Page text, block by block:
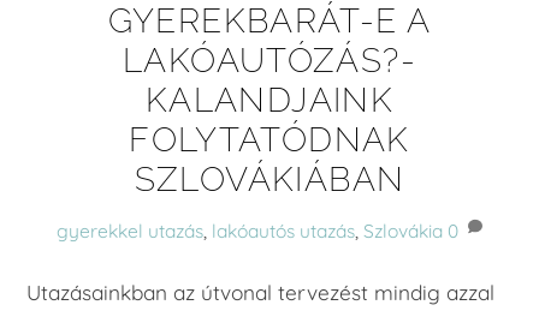
GYEREKBARÁT-E A
LAKÓAUTÓZÁS?-
KALANDJAINK
FOLYTATÓDNAK
SZLOVÁKIÁBAN
gyerekkel utazás, lakóautós utazás, Szlovákia 0
Utazásainkban az útvonal tervezést mindig azzal